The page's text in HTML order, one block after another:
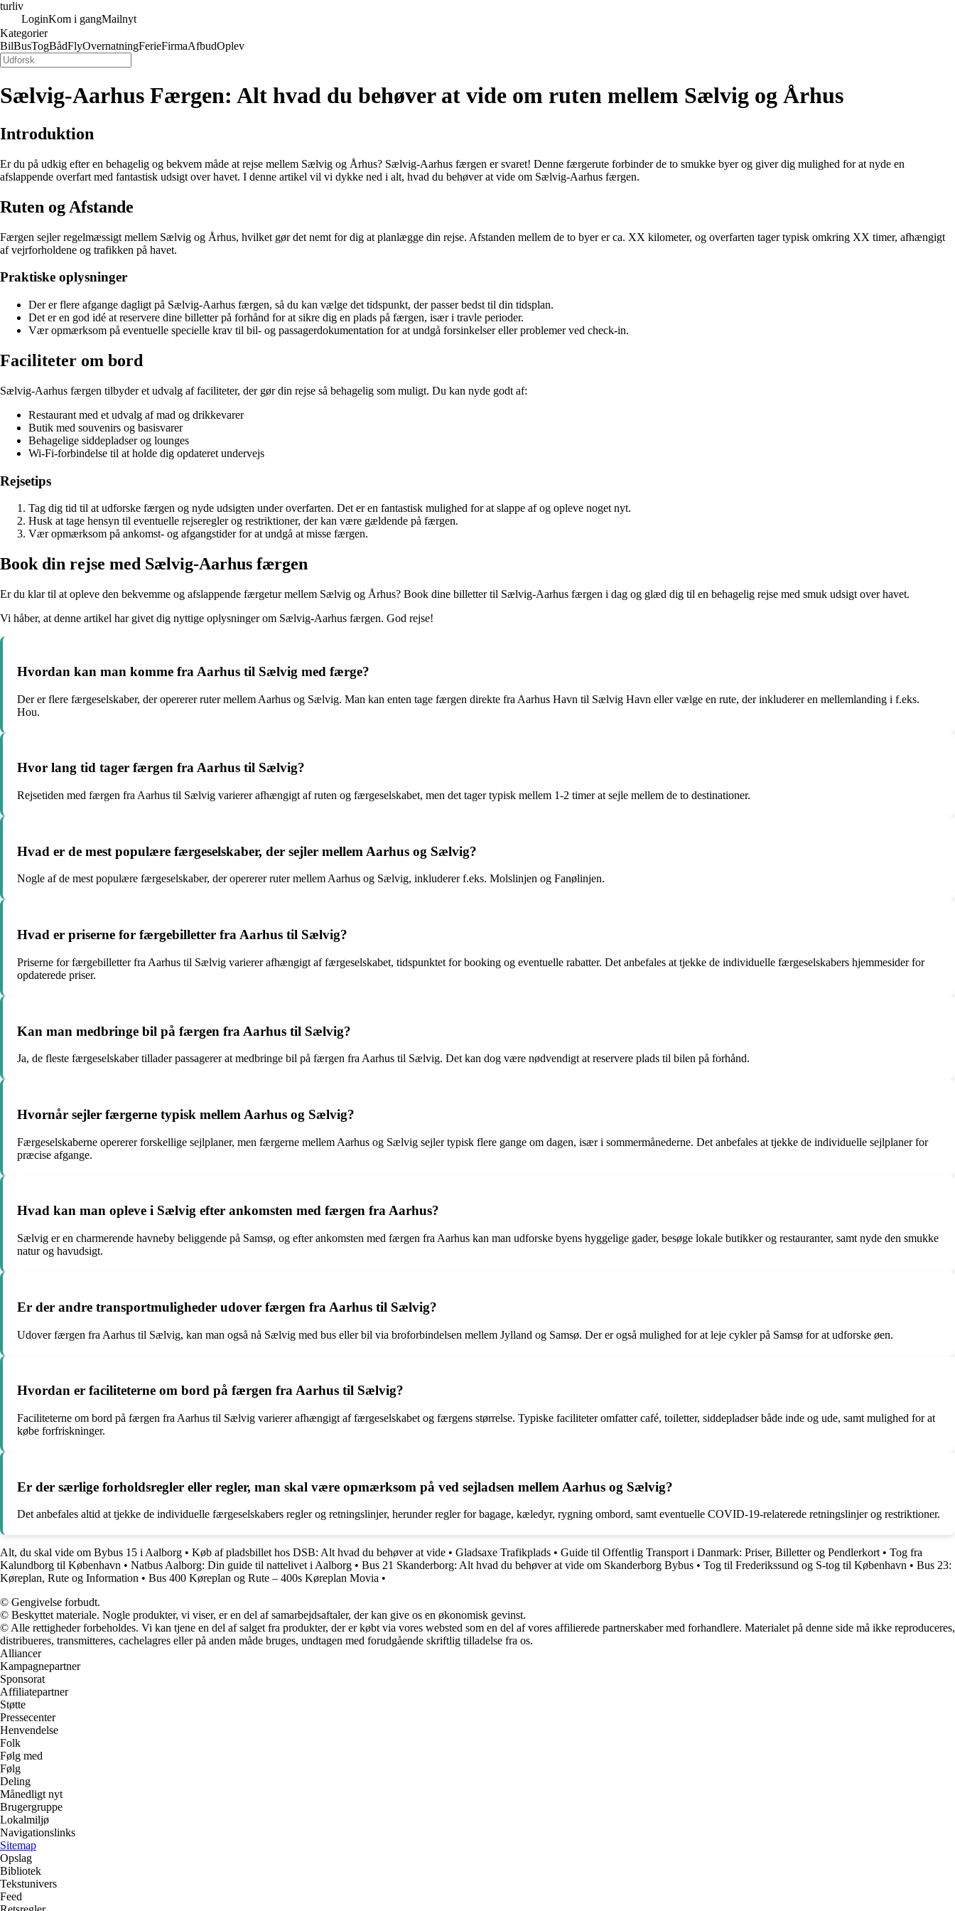
turliv
LoginKom i gangMailnyt
Kategorier
BilBusTogBådFlyOvernatningFerieFirmaAfbudOplev
Sælvig-Aarhus Færgen: Alt hvad du behøver at vide om ruten mellem Sælvig og Århus
Introduktion
Er du på udkig efter en behagelig og bekvem måde at rejse mellem Sælvig og Århus? Sælvig-Aarhus færgen er svaret! Denne færgerute forbinder de to smukke byer og giver dig mulighed for at nyde en
afslappende overfart med fantastisk udsigt over havet. I denne artikel vil vi dykke ned i alt, hvad du behøver at vide om Sælvig-Aarhus færgen.
Ruten og Afstande
Færgen sejler regelmæssigt mellem Sælvig og Århus, hvilket gør det nemt for dig at planlægge din rejse. Afstanden mellem de to byer er ca. XX kilometer, og overfarten tager typisk omkring XX timer, afhængigt
af vejrforholdene og trafikken på havet.
Praktiske oplysninger
Der er flere afgange dagligt på Sælvig-Aarhus færgen, så du kan vælge det tidspunkt, der passer bedst til din tidsplan.
Det er en god idé at reservere dine billetter på forhånd for at sikre dig en plads på færgen, især i travle perioder.
Vær opmærksom på eventuelle specielle krav til bil- og passagerdokumentation for at undgå forsinkelser eller problemer ved check-in.
Faciliteter om bord
Sælvig-Aarhus færgen tilbyder et udvalg af faciliteter, der gør din rejse så behagelig som muligt. Du kan nyde godt af:
Restaurant med et udvalg af mad og drikkevarer
Butik med souvenirs og basisvarer
Behagelige siddepladser og lounges
Wi-Fi-forbindelse til at holde dig opdateret undervejs
Rejsetips
Tag dig tid til at udforske færgen og nyde udsigten under overfarten. Det er en fantastisk mulighed for at slappe af og opleve noget nyt.
Husk at tage hensyn til eventuelle rejseregler og restriktioner, der kan være gældende på færgen.
Vær opmærksom på ankomst- og afgangstider for at undgå at misse færgen.
Book din rejse med Sælvig-Aarhus færgen
Er du klar til at opleve den bekvemme og afslappende færgetur mellem Sælvig og Århus? Book dine billetter til Sælvig-Aarhus færgen i dag og glæd dig til en behagelig rejse med smuk udsigt over havet.
Vi håber, at denne artikel har givet dig nyttige oplysninger om Sælvig-Aarhus færgen. God rejse!
Hvordan kan man komme fra Aarhus til Sælvig med færge?
Der er flere færgeselskaber, der opererer ruter mellem Aarhus og Sælvig. Man kan enten tage færgen direkte fra Aarhus Havn til Sælvig Havn eller vælge en rute, der inkluderer en mellemlanding i f.eks.
Hou.
Hvor lang tid tager færgen fra Aarhus til Sælvig?
Rejsetiden med færgen fra Aarhus til Sælvig varierer afhængigt af ruten og færgeselskabet, men det tager typisk mellem 1-2 timer at sejle mellem de to destinationer.
Hvad er de mest populære færgeselskaber, der sejler mellem Aarhus og Sælvig?
Nogle af de mest populære færgeselskaber, der opererer ruter mellem Aarhus og Sælvig, inkluderer f.eks. Molslinjen og Fanølinjen.
Hvad er priserne for færgebilletter fra Aarhus til Sælvig?
Priserne for færgebilletter fra Aarhus til Sælvig varierer afhængigt af færgeselskabet, tidspunktet for booking og eventuelle rabatter. Det anbefales at tjekke de individuelle færgeselskabers hjemmesider for
opdaterede priser.
Kan man medbringe bil på færgen fra Aarhus til Sælvig?
Ja, de fleste færgeselskaber tillader passagerer at medbringe bil på færgen fra Aarhus til Sælvig. Det kan dog være nødvendigt at reservere plads til bilen på forhånd.
Hvornår sejler færgerne typisk mellem Aarhus og Sælvig?
Færgeselskaberne opererer forskellige sejlplaner, men færgerne mellem Aarhus og Sælvig sejler typisk flere gange om dagen, især i sommermånederne. Det anbefales at tjekke de individuelle sejlplaner for
præcise afgange.
Hvad kan man opleve i Sælvig efter ankomsten med færgen fra Aarhus?
Sælvig er en charmerende havneby beliggende på Samsø, og efter ankomsten med færgen fra Aarhus kan man udforske byens hyggelige gader, besøge lokale butikker og restauranter, samt nyde den smukke
natur og havudsigt.
Er der andre transportmuligheder udover færgen fra Aarhus til Sælvig?
Udover færgen fra Aarhus til Sælvig, kan man også nå Sælvig med bus eller bil via broforbindelsen mellem Jylland og Samsø. Der er også mulighed for at leje cykler på Samsø for at udforske øen.
Hvordan er faciliteterne om bord på færgen fra Aarhus til Sælvig?
Faciliteterne om bord på færgen fra Aarhus til Sælvig varierer afhængigt af færgeselskabet og færgens størrelse. Typiske faciliteter omfatter café, toiletter, siddepladser både inde og ude, samt mulighed for at
købe forfriskninger.
Er der særlige forholdsregler eller regler, man skal være opmærksom på ved sejladsen mellem Aarhus og Sælvig?
Det anbefales altid at tjekke de individuelle færgeselskabers regler og retningslinjer, herunder regler for bagage, kæledyr, rygning ombord, samt eventuelle COVID-19-relaterede retningslinjer og restriktioner.
Alt, du skal vide om Bybus 15 i Aalborg • Køb af pladsbillet hos DSB: Alt hvad du behøver at vide • Gladsaxe Trafikplads • Guide til Offentlig Transport i Danmark: Priser, Billetter og Pendlerkort• Tog fra
Kalundborg til København • Natbus Aalborg: Din guide til nattelivet i Aalborg • Bus 21 Skanderborg: Alt hvad du behøver at vide om Skanderborg Bybus • Tog til Frederikssund og S-tog til København • Bus 23:
Køreplan, Rute og Information • Bus 400 Køreplan og Rute – 400s Køreplan Movia •
© Gengivelse forbudt.
© Beskyttet materiale. Nogle produkter, vi viser, er en del af samarbejdsaftaler, der kan give os en økonomisk gevinst.
© Alle rettigheder forbeholdes. Vi kan tjene en del af salget fra produkter, der er købt via vores websted som en del af vores affilierede partnerskaber med forhandlere. Materialet på denne side må ikke reproduceres,
distribueres, transmitteres, cachelagres eller på anden måde bruges, undtagen med forudgående skriftlig tilladelse fra os.
Alliancer
Kampagnepartner
Sponsorat
Affiliatepartner
Støtte
Pressecenter
Henvendelse
Folk
Følg med
Følg
Deling
Månedligt nyt
Brugergruppe
Lokalmiljø
Navigationslinks
Sitemap
Opslag
Bibliotek
Tekstunivers
Feed